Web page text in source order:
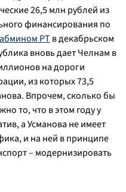
26,5 млн рублей из
финансирования по
РТ в декабрьском
вновь дает Челнам в
на дороги
из которых 73,5
Впрочем, сколько бы
то, что в этом году у
а Усманова не имеет
и на ней в принципе
– модернизировать